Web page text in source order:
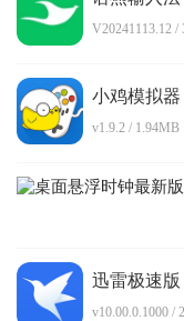
小鸡模拟器
v1.9.2 / 1.94MB
迅雷极速版
v10.00.0.1000 /